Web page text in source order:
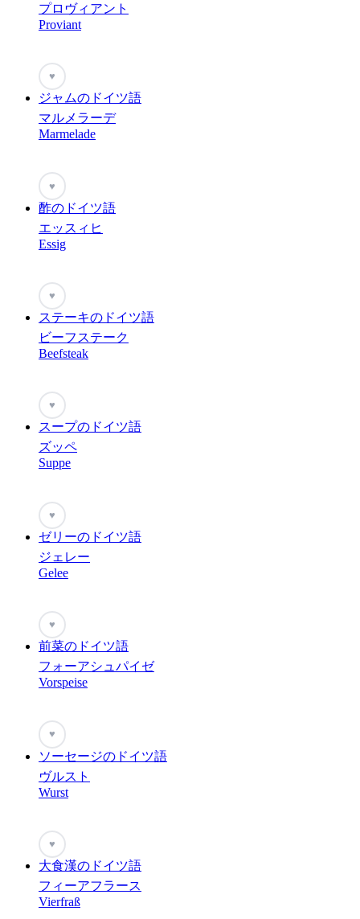
プロヴィアント
Proviant
♥
ジャムのドイツ語
マルメラーデ
Marmelade
♥
酢のドイツ語
エッスィヒ
Essig
♥
ステーキのドイツ語
ビーフステーク
Beefsteak
♥
スープのドイツ語
ズッペ
Suppe
♥
ゼリーのドイツ語
ジェレー
Gelee
♥
前菜のドイツ語
フォーアシュパイゼ
Vorspeise
♥
ソーセージのドイツ語
ヴルスト
Wurst
♥
大食漢のドイツ語
フィーアフラース
Vierfraß